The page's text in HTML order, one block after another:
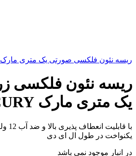
ریسه نئون فلکسی صورتی یک متری مارک MERCURY
ریسه نئون فلکسی
یک متری مارک MERCURY
با
یکنواخت در طول ال ای دی
در انبار موجود نمی باشد